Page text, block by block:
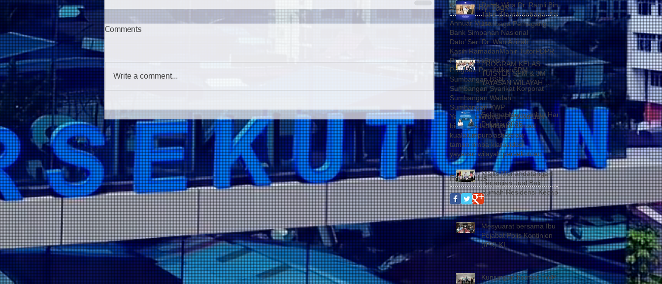
Comments
Write a comment...
Search By Tags
Annuar Musa
Bank Simpanan Nasional
Dato’ Seri Dr. Wan Azizah
Kasih RamadanMahir TutorPDPR
PendidikanPrivo
Program PendidikanSPM
Sumbangan BSN
Sumbangan Syarikat Korporat
Sumbangan Wadah
Sumbangan YWP
Yayasan Wilayah Persekutuan
biodegradablekhalid samad
kualalumpurplasticstraw
taman rimba kiaravideo
yayasan wilayah persekutuan
Follow Us
Datuk Wira Dr. Ramli Bin
Tahir dilantik sebagai Ahli
Lembaga Pemegang
Amanah Yayasan Wilayah
Persekutuan
PROGRAM KELAS
TUISYEN SPM & 3M
YAYASAN WILAYAH
PERSEKUTUAN –
YAYASAN HASANAH
CATAT KEJAYAAN
MEMBANGGAKAN
Selamat Menyambut Hari
Pekerja 2026
Majlis Menandatangani
Perjanjian Jual Beli
Rumah Residensi Kecapi
Mesyuarat bersama Ibu
Pejabat Polis Kontinjen
(IPK) KL
Kunjungan hormat YWP